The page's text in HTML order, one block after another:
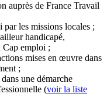
auprès de France Travail
par les missions locales ;
handicapé,
Cap emploi ;
mises en œuvre dans
;
une démarche
(voir la liste